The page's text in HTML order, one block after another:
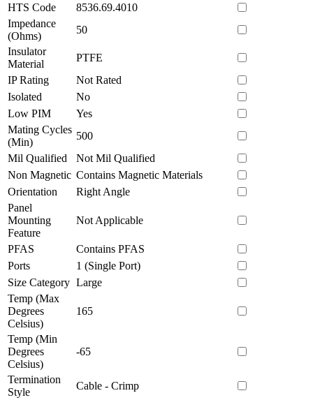
HTS Code
8536.69.4010
Impedance
(Ohms)
50
Insulator
Material
PTFE
IP Rating
Not Rated
Isolated
No
Low PIM
Yes
Mating Cycles
(Min)
500
Mil Qualified
Not Mil Qualified
Non Magnetic Contains Magnetic Materials
Orientation
Right Angle
Panel
Mounting
Feature
Not Applicable
PFAS
Contains PFAS
Ports
1 (Single Port)
Size Category Large
Temp (Max
Degrees
Celsius)
165
Temp (Min
Degrees
Celsius)
-65
Termination
Style
Cable - Crimp